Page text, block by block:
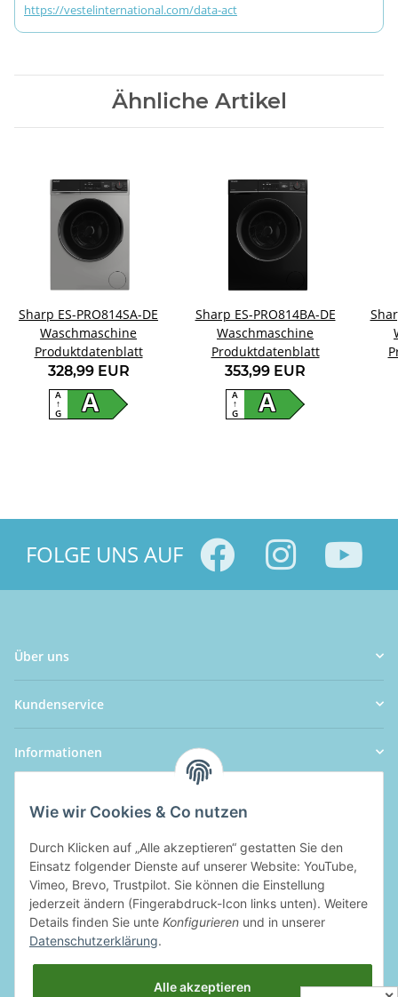
https://vestelinternational.com/data-act
Ähnliche Artikel
Sharp ES-PRO814SA-DE
Waschmaschine
Produktdatenblatt
328,99 EUR
A
A
↑
G
Sharp ES-PRO814BA-DE
Waschmaschine
Produktdatenblatt
353,99 EUR
A
A
↑
G
FOLGE UNS AUF
Über uns
Kundenservice
Informationen
Wie wir Cookies & Co nutzen
Durch Klicken auf „Alle akzeptieren“ gestatten Sie den
Einsatz folgender Dienste auf unserer Website: YouTube,
Vimeo, Brevo, Trustpilot. Sie können die Einstellung
jederzeit ändern (Fingerabdruck-Icon links unten). Weitere
Details finden Sie unte Konfigurieren und in unserer
Datenschutzerklärung.
Alle akzeptieren